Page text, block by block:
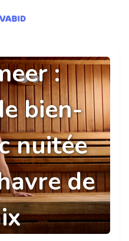
:
bien-
nuitée
de